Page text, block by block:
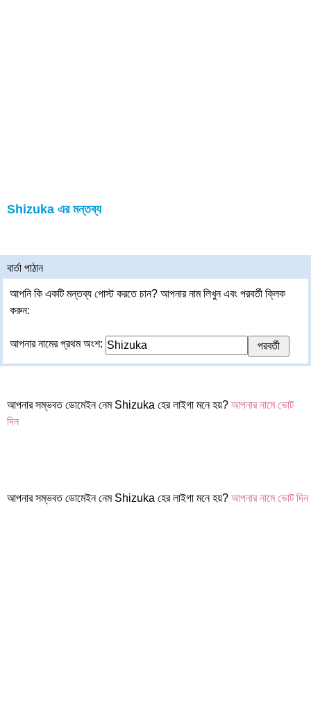
Shizuka এর মন্তব্য
বার্তা পাঠান
আপনি কি একটি মন্তব্য পোস্ট করতে চান? আপনার নাম লিখুন এবং পরবর্তী ক্লিক
করুন:
আপনার নামের প্রথম অংশ:
আপনার সম্ভবত ডোমেইন নেম Shizuka হের লাইগা মনে হয়? আপনার নামে ভোট
দিন
আপনার সম্ভবত ডোমেইন নেম Shizuka হের লাইগা মনে হয়? আপনার নামে ভোট দিন